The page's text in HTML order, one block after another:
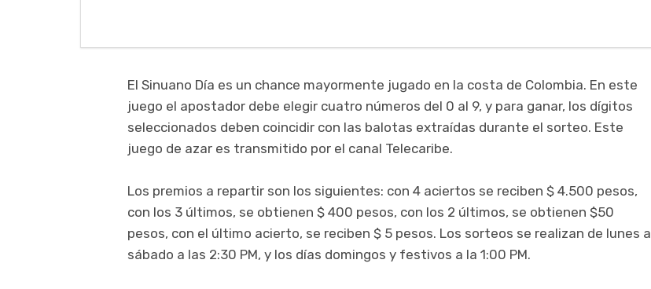
El Sinuano Día es un chance mayormente jugado en la costa de Colombia. En este
juego el apostador debe elegir cuatro números del 0 al 9, y para ganar, los dígitos
seleccionados deben coincidir con las balotas extraídas durante el sorteo. Este
juego de azar es transmitido por el canal Telecaribe.
Los premios a repartir son los siguientes: con 4 aciertos se reciben $ 4.500 pesos,
con los 3 últimos, se obtienen $ 400 pesos, con los 2 últimos, se obtienen $50
pesos, con el último acierto, se reciben $ 5 pesos. Los sorteos se realizan de lunes a
sábado a las 2:30 PM, y los días domingos y festivos a la 1:00 PM.